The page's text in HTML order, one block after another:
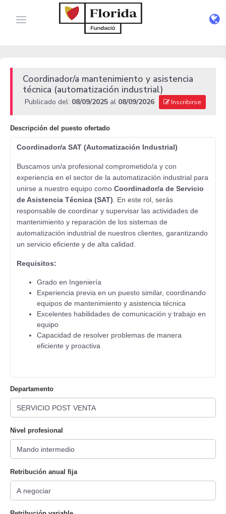
Coordinador/a mantenimiento y asistencia
técnica (automatización industrial)
Publicado del: 08/09/2025 al 08/09/2026 Inscribirse
Descripción del puesto ofertado
Coordinador/a SAT (Automatización Industrial)
Buscamos un/a profesional comprometido/a y con
experiencia en el sector de la automatización industrial para
unirse a nuestro equipo como Coordinador/a de Servicio
de Asistencia Técnica (SAT) . En este rol, serás
responsable de coordinar y supervisar las actividades de
mantenimiento y reparación de los sistemas de
automatización industrial de nuestros clientes, garantizando
un servicio eficiente y de alta calidad.
Requisitos:
Grado en Ingeniería
Experiencia previa en un puesto similar, coordinando
equipos de mantenimiento y asistencia técnica
Excelentes habilidades de comunicación y trabajo en
equipo
Capacidad de resolver problemas de manera
eficiente y proactiva
Departamento
Nivel profesional
Retribución anual fija